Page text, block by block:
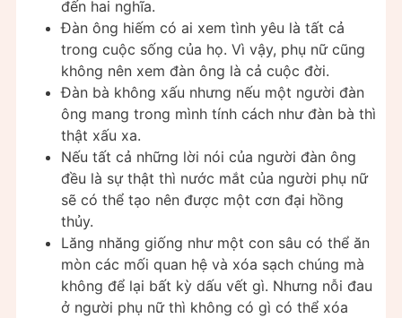
đến hai nghĩa.
Đàn ông hiếm có ai xem tình yêu là tất cả
trong cuộc sống của họ. Vì vậy, phụ nữ cũng
không nên xem đàn ông là cả cuộc đời.
Đàn bà không xấu nhưng nếu một người đàn
ông mang trong mình tính cách như đàn bà thì
thật xấu xa.
Nếu tất cả những lời nói của người đàn ông
đều là sự thật thì nước mắt của người phụ nữ
sẽ có thể tạo nên được một cơn đại hồng
thủy.
Lăng nhăng giống như một con sâu có thể ăn
mòn các mối quan hệ và xóa sạch chúng mà
không để lại bất kỳ dấu vết gì. Nhưng nỗi đau
ở người phụ nữ thì không có gì có thể xóa